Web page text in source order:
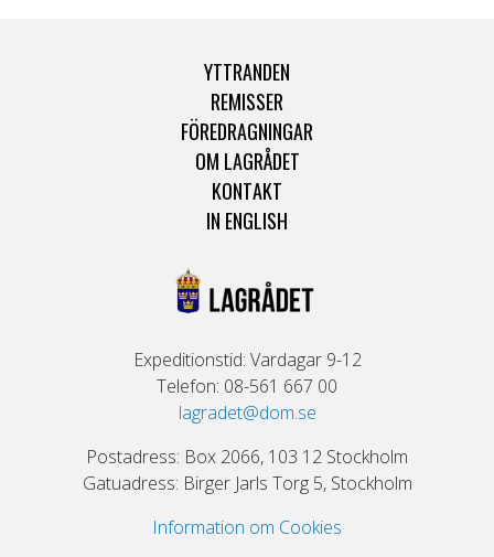
YTTRANDEN
REMISSER
FÖREDRAGNINGAR
OM LAGRÅDET
KONTAKT
IN ENGLISH
Expeditionstid: Vardagar 9-12
Telefon: 08-561 667 00
lagradet@dom.se
Postadress: Box 2066, 103 12 Stockholm
Gatuadress: Birger Jarls Torg 5, Stockholm
Information om Cookies